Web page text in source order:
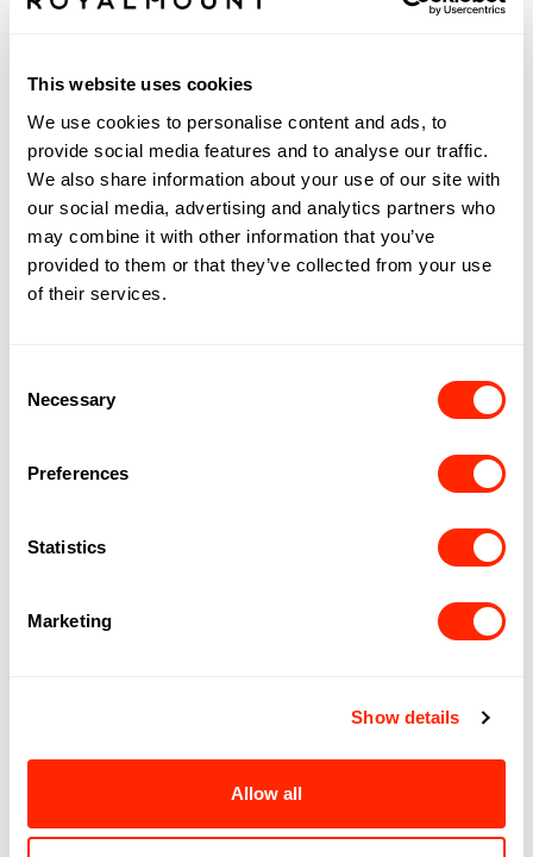
This website uses cookies
We use cookies to personalise content and ads, to
provide social media features and to analyse our traffic.
We also share information about your use of our site with
our social media, advertising and analytics partners who
may combine it with other information that you’ve
provided to them or that they’ve collected from your use
of their services.
Selection
Necessary
Preferences
Statistics
Marketing
Show details
Allow all
TAG HEUER À ROYALMOUNT
précision depuis 1860, avec une réputation de
plus rigoureux. Légendaire pour ses
chronographes révolutionnaires et son rôle dans
l'histoire du sport automobile, TAG Heuer est
reconnu dans le monde entier pour avoir repoussé
les limites de l'innovation technique, de la précision
suisse et du luxe à la mode, gagnant ainsi la loyauté
des pilotes de course professionnels, des
célébrités d'Hollywood et des athlètes du
Panthéon.
Suivez-nous
Offres d'emploi
ENGAGEMENT ROYALMOUNT
À propos
règlements